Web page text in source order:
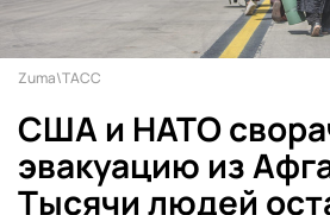
Zuma\ТАСС
США и НАТО
эвакуацию из
Тысячи людей